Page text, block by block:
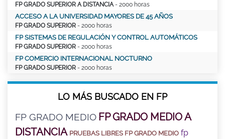
FP GRADO SUPERIOR A DISTANCIA- 2000 horas
ACCESO A LA UNIVERSIDAD MAYORES DE 45 AÑOS
FP GRADO SUPERIOR - 2000 horas
FP SISTEMAS DE REGULACIÓN Y CONTROL AUTOMÁTICOS
FP GRADO SUPERIOR - 2000 horas
FP COMERCIO INTERNACIONAL NOCTURNO
FP GRADO SUPERIOR - 2000 horas
LO MÁS BUSCADO EN FP
FP GRADO MEDIO FP GRADO MEDIO A
DISTANCIA PRUEBAS LIBRES FP GRADO MEDIO fp